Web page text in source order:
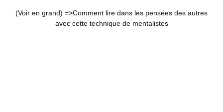
(Voir en grand) =>Comment lire dans les pensées des autres
avec cette technique de mentalistes